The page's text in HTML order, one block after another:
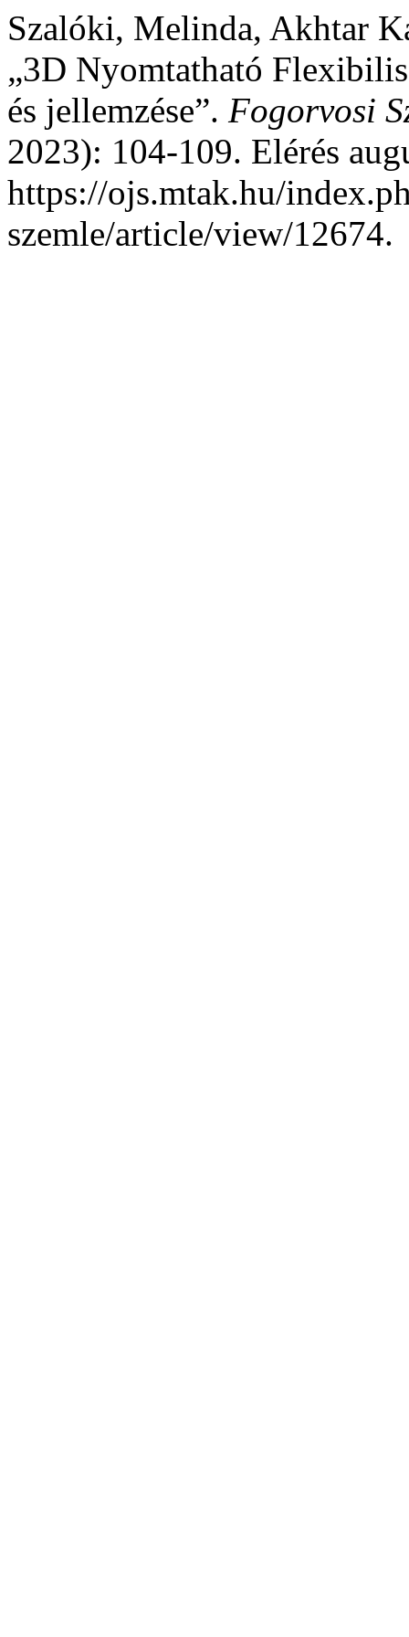
Szalóki, Melinda, Akhtar
„3D Nyomtatható
és jellemzése”. Fogorvosi
2023): 104-109. Elérés
https://ojs.mtak.hu/
szemle/article/view/12674.